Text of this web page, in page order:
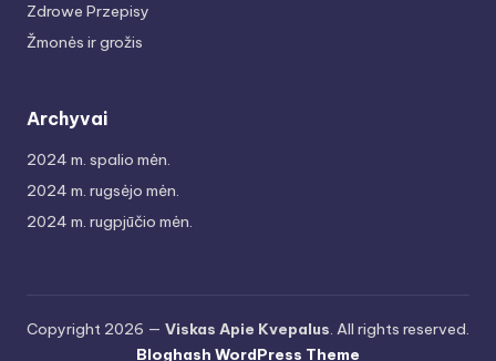
Zdrowe Przepisy
Žmonės ir grožis
Archyvai
2024 m. spalio mėn.
2024 m. rugsėjo mėn.
2024 m. rugpjūčio mėn.
Copyright 2026 — Viskas Apie Kvepalus. All rights reserved.
Bloghash WordPress Theme